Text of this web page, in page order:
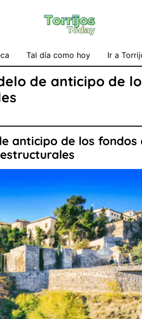
Tal día como hoy Ir a
de anticipo de
anticipo de los fondos